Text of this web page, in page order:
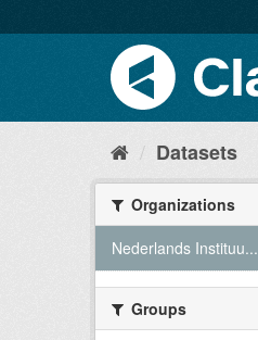
Datasets
Organizations
Nederlands Instituu...
Groups